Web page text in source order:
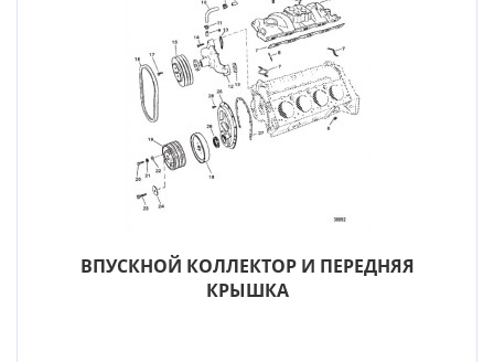
ВПУСКНОЙ КОЛЛЕКТОР И ПЕРЕДНЯЯ
КРЫШКА